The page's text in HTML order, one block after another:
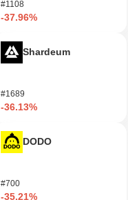
#1108
-37.96%
Shardeum
#1689
-36.13%
DODO
#700
-35.21%